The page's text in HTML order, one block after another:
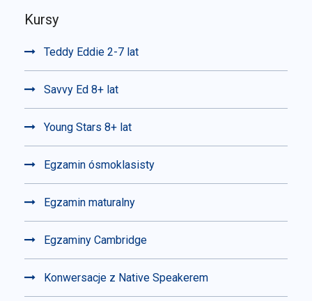
Kursy
Teddy Eddie 2-7 lat
Savvy Ed 8+ lat
Young Stars 8+ lat
Egzamin ósmoklasisty
Egzamin maturalny
Egzaminy Cambridge
Konwersacje z Native Speakerem